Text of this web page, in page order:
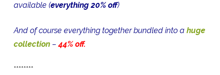
available (everything 20% off)
And of course everything together bundled into a huge
collection – 44% off.
********